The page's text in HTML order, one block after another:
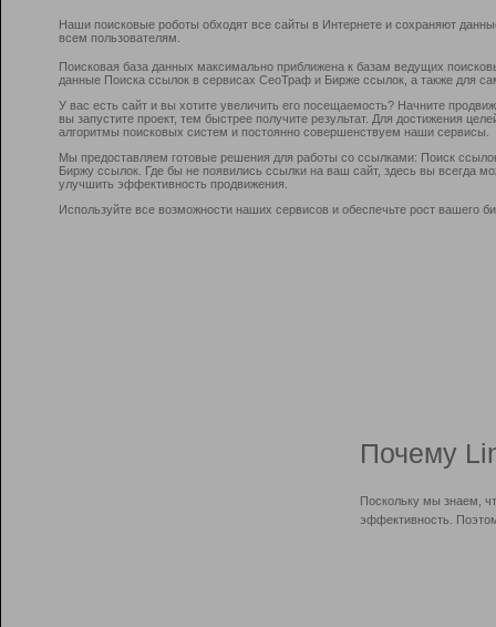
Наши поисковые роботы обходят все сайты в Интернете и сохраняют
всем пользователям.
Поисковая база данных максимально приближена к базам ведущих
данные Поиска ссылок в сервисах СеоТраф и Бирже ссылок, а также для
У вас есть сайт и вы хотите увеличить его посещаемость? Начните
вы запустите проект, тем быстрее получите результат. Для достижения
алгоритмы поисковых систем и постоянно совершенствуем наши сервисы.
Мы предоставляем готовые решения для работы со ссылками: Поиск
Биржу ссылок. Где бы не появились ссылки на ваш сайт, здесь вы всегда
улучшить эффективность продвижения.
Используйте все возможности наших сервисов и обеспечьте рост вашего
Почему
Поскольку мы знаем,
эффективность.